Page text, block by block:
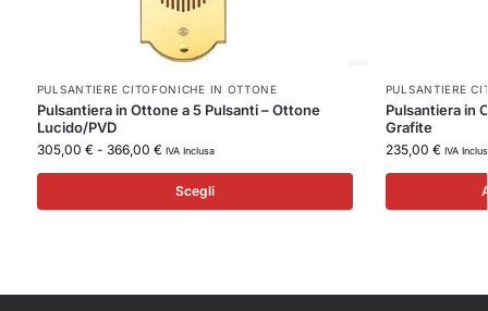
PULSANTIERE CITOFONICHE IN OTTONE
Pulsantiera in Ottone a 5 Pulsanti – Ottone
Lucido/PVD
305,00 € - 366,00 € IVA Inclusa
Scegli
PULSANTIERE
Pulsantiera in
Grafite
235,00 € IVA